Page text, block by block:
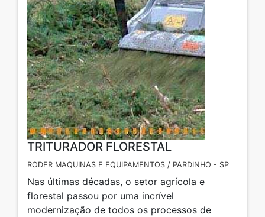
TRITURADOR FLORESTAL
RODER MAQUINAS E EQUIPAMENTOS / PARDINHO - SP
Nas últimas décadas, o setor agrícola e
florestal passou por uma incrível
modernização de todos os processos de